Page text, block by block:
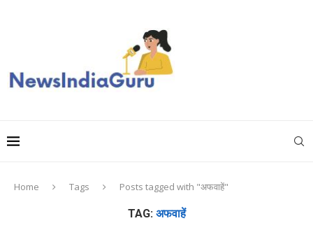
Home Tags Posts tagged with "अफवाहें"
TAG: अफवाहें